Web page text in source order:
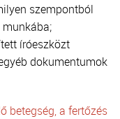
szempontból
íróeszközt
dokumentumok
betegség, a fertőzés